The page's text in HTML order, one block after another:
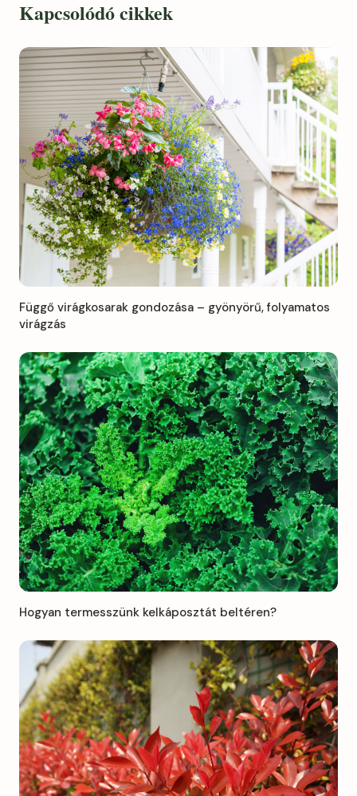
Kapcsolódó cikkek
Függő virágkosarak gondozása – gyönyörű, folyamatos
virágzás
Hogyan termesszünk kelkáposztát beltéren?